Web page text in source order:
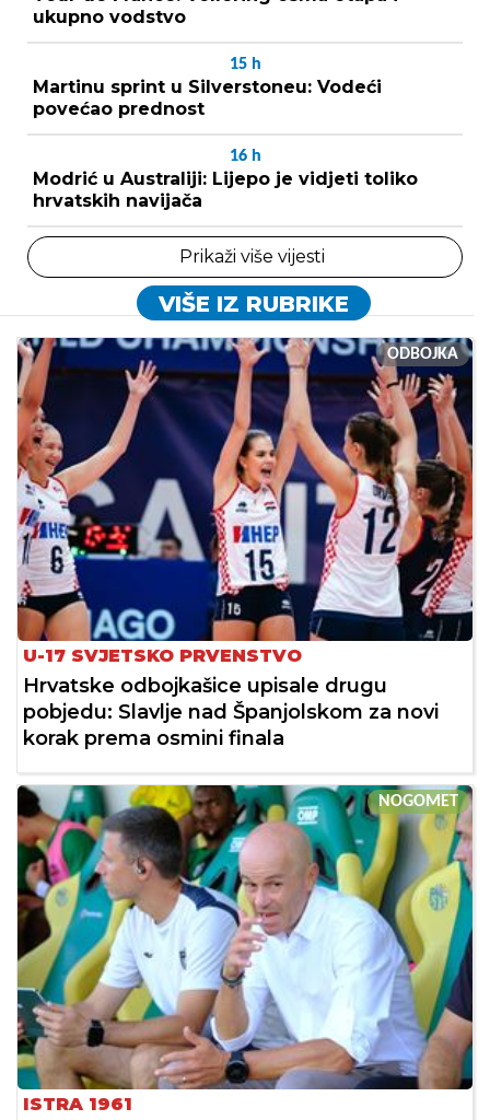
ukupno vodstvo
15 h
Martinu sprint u Silverstoneu: Vodeći
povećao prednost
16 h
Modrić u Australiji: Lijepo je vidjeti toliko
hrvatskih navijača
Prikaži više vijesti
VIŠE IZ RUBRIKE
ODBOJKA
U-17 SVJETSKO PRVENSTVO
Hrvatske odbojkašice upisale drugu
pobjedu: Slavlje nad Španjolskom za novi
korak prema osmini finala
NOGOMET
ISTRA 1961